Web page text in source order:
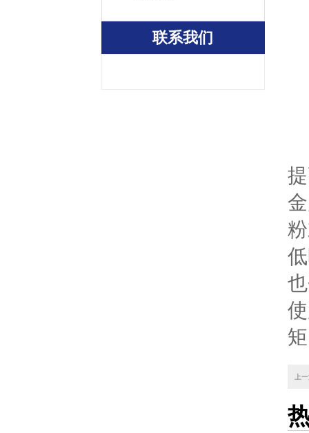
联系我们
上